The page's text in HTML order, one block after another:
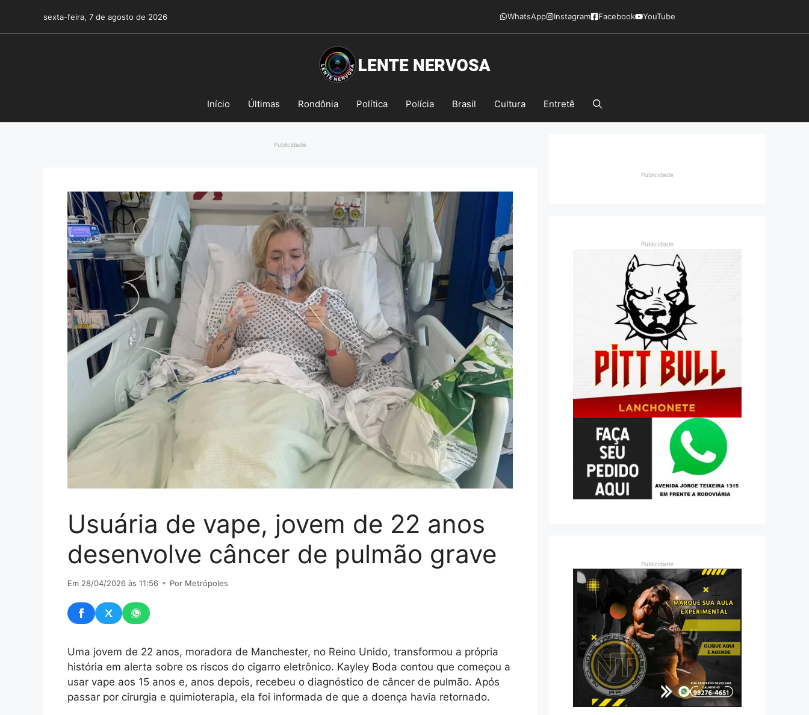
o
sexta-feira, 7 de agosto de 2026 WhatsApp Instagram Facebook YouTube
Início Últimas Rondônia Política Polícia Brasil Cultura Entretê
Publicidade
Usuária de vape, jovem de 22 anos
desenvolve câncer de pulmão grave
Em 28/04/2026 às 11:56 ⚬ Por Metrópoles
Uma jovem de 22 anos, moradora de Manchester, no Reino Unido, transformou a própria
história em alerta sobre os riscos do cigarro eletrônico. Kayley Boda contou que começou a
usar vape aos 15 anos e, anos depois, recebeu o diagnóstico de câncer de pulmão. Após
passar por cirurgia e quimioterapia, ela foi informada de que a doença havia retornado.
Publicidade
Publicidade
Publicidade